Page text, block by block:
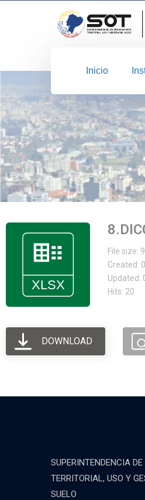
Inicio
File size:
Created:
Updated:
Hits: 20
DOWNLOAD
SUPERINTENDENCIA
TERRITORIAL, USO Y
SUELO